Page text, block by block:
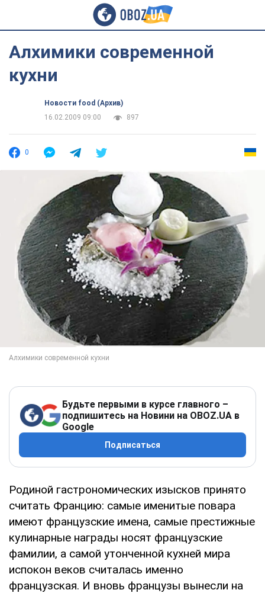
Алхимики современной
кухни
Новости food (Архив)
16.02.2009 09:00
897
0
Будьте первыми в курсе главного –
подпишитесь на Новини на OBOZ.UA в
Google
Подписаться
Родиной гастрономических изысков принято
считать Францию: самые именитые повара
имеют французские имена, самые престижные
кулинарные награды носят французские
фамилии, а самой утонченной кухней мира
испокон веков считалась именно
французская. И вновь французы вынесли на